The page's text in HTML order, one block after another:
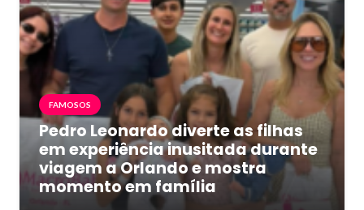
FAMOSOS
Pedro Leonardo diverte as filhas
em experiência inusitada durante
viagem a Orlando e mostra
momento em família